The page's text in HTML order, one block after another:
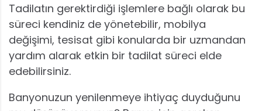
Tadilatın gerektirdiği işlemlere bağlı olarak bu
süreci kendiniz de yönetebilir, mobilya
değişimi, tesisat gibi konularda bir uzmandan
yardım alarak etkin bir tadilat süreci elde
edebilirsiniz.
Banyonuzun yenilenmeye ihtiyaç duyduğunu